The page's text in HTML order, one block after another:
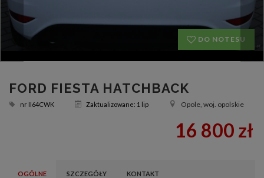
DO NOTESU
FORD FIESTA HATCHBACK
nr II64CWK Zaktualizowane: 1 lip Opole, woj. opolskie
16 800 zł
OGÓLNE SZCZEGÓŁY KONTAKT